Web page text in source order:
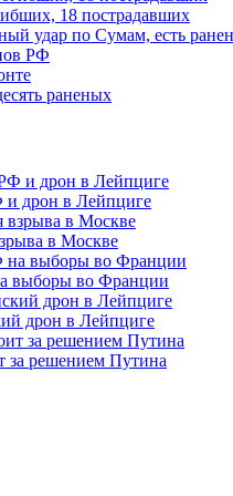
18 пострадавших
удар по Сумам, есть
РФ
раненых
дрон в Лейпциге
в Москве
выборы во Франции
дрон в Лейпциге
за решением Путина